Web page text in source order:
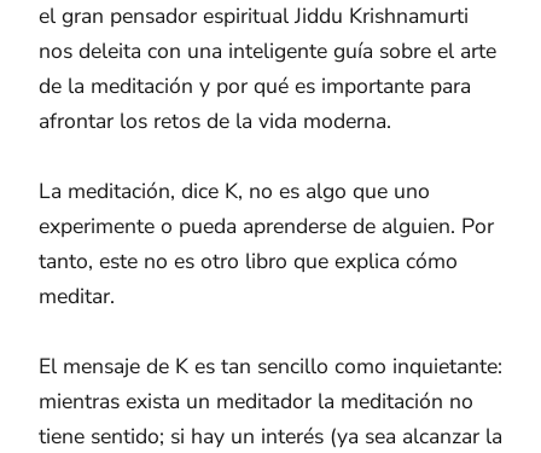
el gran pensador espiritual Jiddu Krishnamurti
nos deleita con una inteligente guía sobre el arte
de la meditación y por qué es importante para
afrontar los retos de la vida moderna.
La meditación, dice K, no es algo que uno
experimente o pueda aprenderse de alguien. Por
tanto, este no es otro libro que explica cómo
meditar.
El mensaje de K es tan sencillo como inquietante:
mientras exista un meditador la meditación no
tiene sentido; si hay un interés (ya sea alcanzar la